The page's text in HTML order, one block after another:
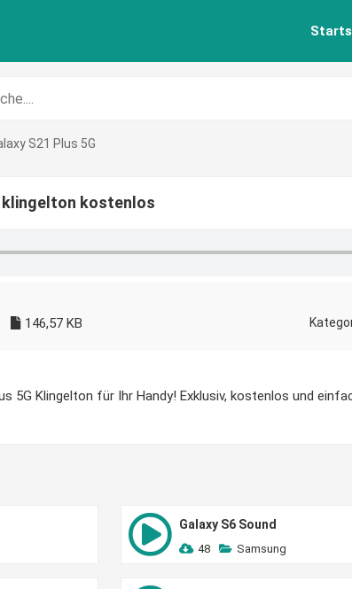
S21 Plus 5G
klingelton kostenlos
146,57 KB
5G Klingelton für Ihr Handy! Exklusiv, kostenlos und
Galaxy S6 Sound
48 Samsung